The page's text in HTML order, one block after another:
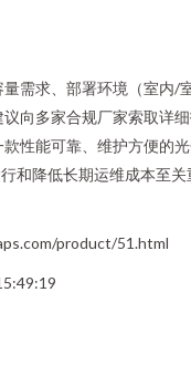
需求、部署环境（室内/
向多家合规厂家索取详
性能可靠、维护方便的
和降低长期运维成本至关
product/51.html